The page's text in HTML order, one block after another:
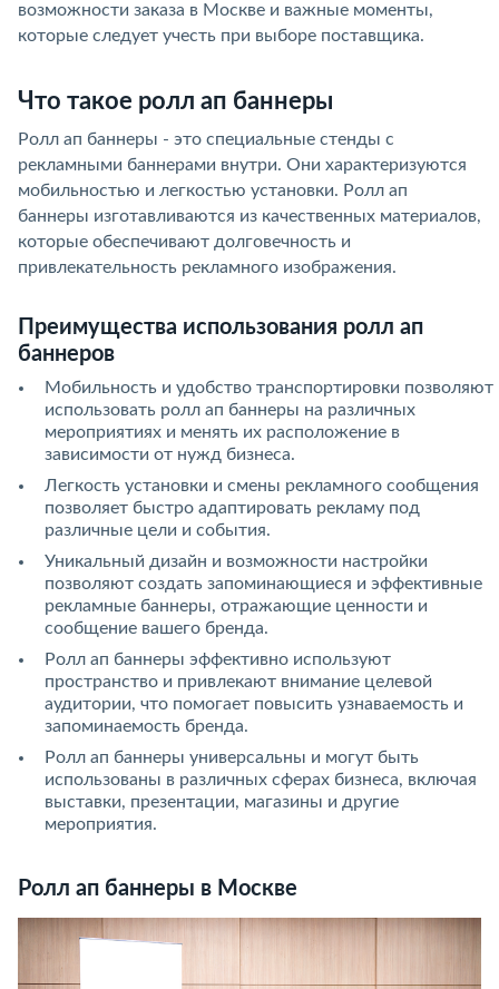
возможности заказа в Москве и важные моменты,
которые следует учесть при выборе поставщика.
Что такое ролл ап баннеры
Ролл ап баннеры - это специальные стенды с
рекламными баннерами внутри. Они характеризуются
мобильностью и легкостью установки. Ролл ап
баннеры изготавливаются из качественных материалов,
которые обеспечивают долговечность и
привлекательность рекламного изображения.
Преимущества использования ролл ап
баннеров
Мобильность и удобство транспортировки позволяют
использовать ролл ап баннеры на различных
мероприятиях и менять их расположение в
зависимости от нужд бизнеса.
Легкость установки и смены рекламного сообщения
позволяет быстро адаптировать рекламу под
различные цели и события.
Уникальный дизайн и возможности настройки
позволяют создать запоминающиеся и эффективные
рекламные баннеры, отражающие ценности и
сообщение вашего бренда.
Ролл ап баннеры эффективно используют
пространство и привлекают внимание целевой
аудитории, что помогает повысить узнаваемость и
запоминаемость бренда.
Ролл ап баннеры универсальны и могут быть
использованы в различных сферах бизнеса, включая
выставки, презентации, магазины и другие
мероприятия.
Ролл ап баннеры в Москве